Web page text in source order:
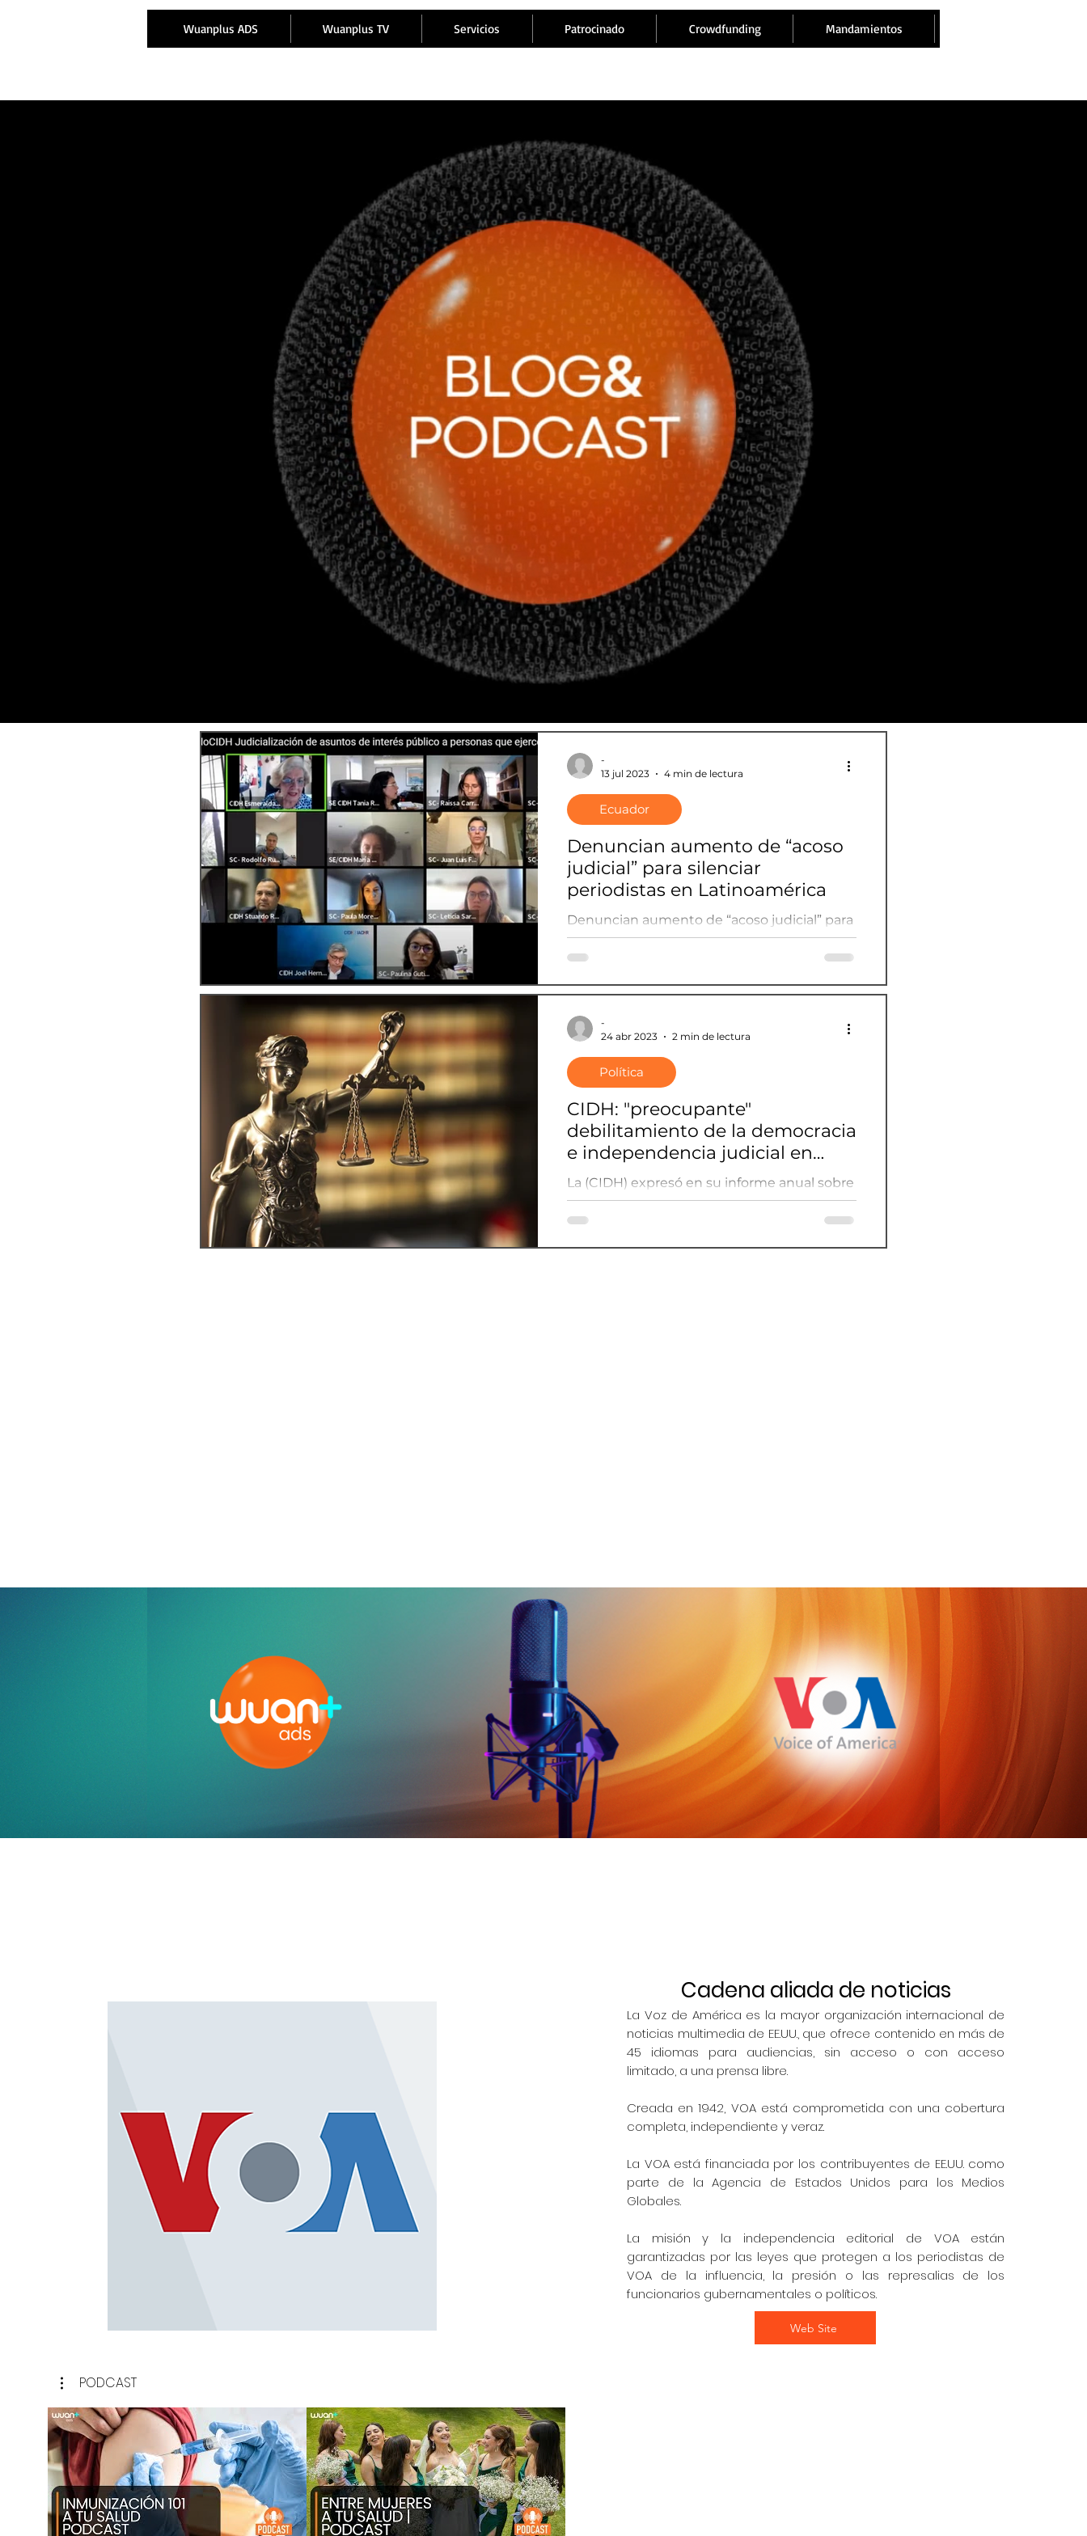
Wuanplus ADS Wuanplus TV Servicios Patrocinado Crowdfunding Mandamientos
Denuncian aumento de “acoso
judicial” para silenciar
periodistas en Latinoamérica
Denuncian aumento de “acoso judicial” para
silenciar periodistas en Latinoamérica
Ecuador
-
13 jul 2023
4 min de lectura
CIDH: "preocupante"
debilitamiento de la democracia
e independencia judicial en
Latinoamérica
La (CIDH) expresó en su informe anual sobre
la situación de garantías fundamentales en
las América en 2022.
Política
-
24 abr 2023
2 min de lectura
Cadena aliada de noticias
La Voz de América es la mayor organización internacional de
noticias multimedia de EE.UU., que ofrece contenido en más de
45 idiomas para audiencias, sin acceso o con acceso
limitado, a una prensa libre.
Creada en 1942, VOA está comprometida con una cobertura
completa, independiente y veraz.
La VOA está financiada por los contribuyentes de EE.UU. como
parte de la Agencia de Estados Unidos para los Medios
Globales.
La misión y la independencia editorial de VOA están
garantizadas por las leyes que protegen a los periodistas de
VOA de la influencia, la presión o las represalias de los
funcionarios gubernamentales o políticos.
Web Site
PODCAST